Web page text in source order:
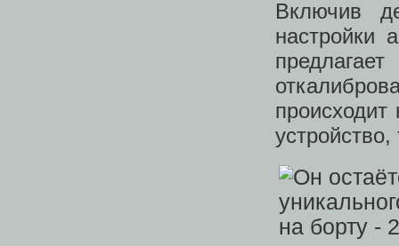
Включив
настройки